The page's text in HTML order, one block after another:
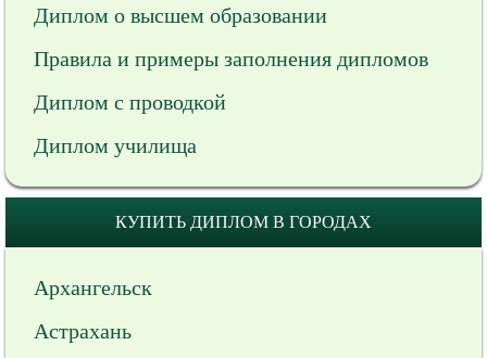
Диплом о высшем образовании
Правила и примеры заполнения дипломов
Диплом с проводкой
Диплом училища
КУПИТЬ ДИПЛОМ В ГОРОДАХ
Архангельск
Астрахань